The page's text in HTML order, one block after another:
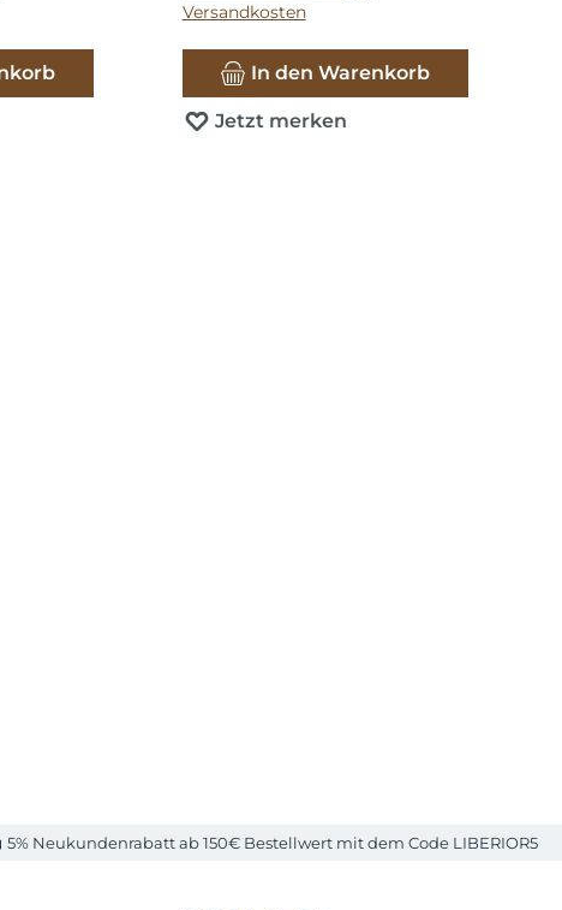
Versandkosten
In den Warenkorb
Jetzt merken
5% Neukundenrabatt ab 150€ Bestellwert mit dem Code LIBERIOR5